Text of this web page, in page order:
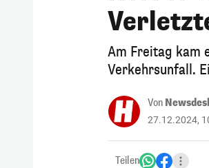
Am Freitag kam
Verkehrsunfall.
Von
27.12.2024,
Teilen